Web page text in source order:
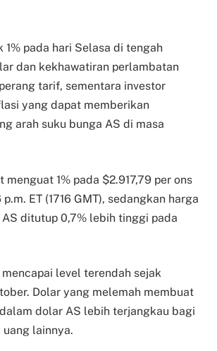
1% pada hari Selasa di tengah
dan kekhawatiran perlambatan
tarif, sementara investor
yang dapat memberikan
arah suku bunga AS di masa
menguat 1% pada $2.917,79 per ons
p.m. ET (1716 GMT), sedangkan harga
ditutup 0,7% lebih tinggi pada
level terendah sejak
Dolar yang melemah membuat
dolar AS lebih terjangkau bagi
lainnya.